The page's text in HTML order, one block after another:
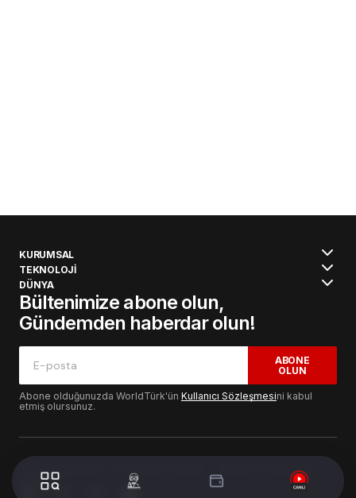
KURUMSAL
TEKNOLOJİ
DÜNYA
Bültenimize abone olun,
Gündemden haberdar olun!
ABONE
OLUN
Abone olduğunuzda WorldTürk'ün Kullanıcı Sözleşmesini kabul
etmiş olursunuz.
© 2024 WorldTurk. Tüm Hakları Saklıdır. - Tasarım & Geliştirme :
Volion's